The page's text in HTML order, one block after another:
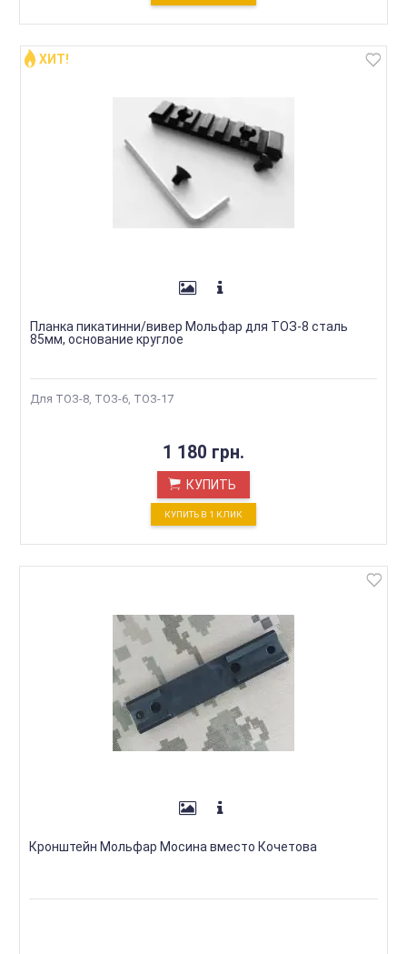
ХИТ!
Планка пикатинни/вивер Мольфар для ТОЗ-8 сталь
85мм, основание круглое
Для ТОЗ-8, ТОЗ-6, ТОЗ-17
1 180 грн.
КУПИТЬ
КУПИТЬ В 1 КЛИК
Кронштейн Мольфар Мосина вместо Кочетова